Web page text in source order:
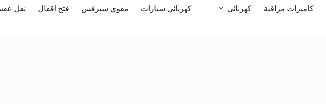
كاميرات مراقبة كهربائي كهربائي سيارات مقوي سيرفس فتح اقفال نقل